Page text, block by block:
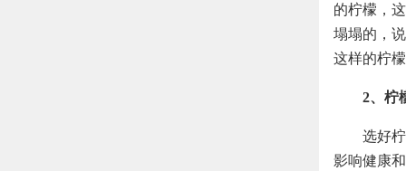
的柠檬，
塌塌的，
这样的柠
2、柠
选好
影响健康